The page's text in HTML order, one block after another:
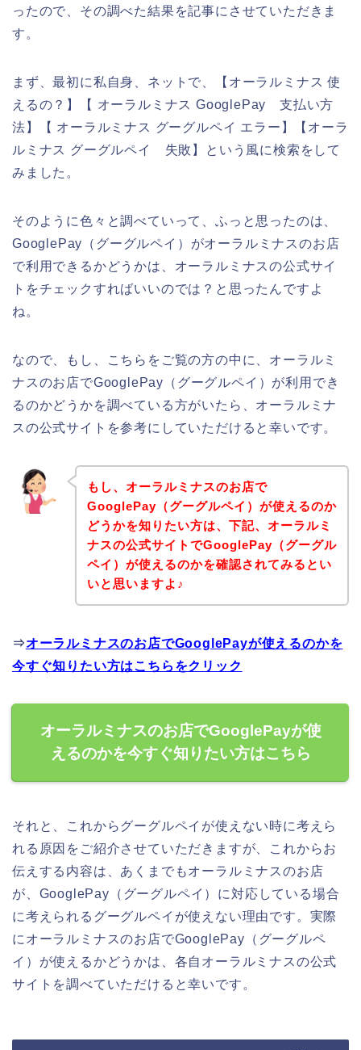
ったので、その調べた結果を記事にさせていただきま
す。
まず、最初に私自身、ネットで、【オーラルミナス 使
えるの？】【 オーラルミナス GooglePay 支払い方
法】【 オーラルミナス グーグルペイ エラー】【オーラ
ルミナス グーグルペイ 失敗】という風に検索をして
みました。
そのように色々と調べていって、ふっと思ったのは、
GooglePay（グーグルペイ）がオーラルミナスのお店
で利用できるかどうかは、オーラルミナスの公式サイ
トをチェックすればいいのでは？と思ったんですよ
ね。
なので、もし、こちらをご覧の方の中に、オーラルミ
ナスのお店でGooglePay（グーグルペイ）が利用でき
るのかどうかを調べている方がいたら、オーラルミナ
スの公式サイトを参考にしていただけると幸いです。
もし、オーラルミナスのお店で
GooglePay（グーグルペイ）が使えるのか
どうかを知りたい方は、下記、オーラルミ
ナスの公式サイトでGooglePay（グーグル
ペイ）が使えるのかを確認されてみるとい
いと思いますよ♪
⇒オーラルミナスのお店でGooglePayが使えるのかを
今すぐ知りたい方はこちらをクリック
オーラルミナスのお店でGooglePayが使
えるのかを今すぐ知りたい方はこちら
それと、これからグーグルペイが使えない時に考えら
れる原因をご紹介させていただきますが、これからお
伝えする内容は、あくまでもオーラルミナスのお店
が、GooglePay（グーグルペイ）に対応している場合
に考えられるグーグルペイが使えない理由です。実際
にオーラルミナスのお店でGooglePay（グーグルペ
イ）が使えるかどうかは、各自オーラルミナスの公式
サイトを調べていただけると幸いです。